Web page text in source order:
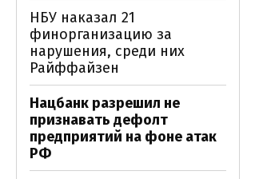
НБУ наказал 21
финорганизацию за
нарушения, среди них
Райффайзен
Нацбанк разрешил не
признавать дефолт
предприятий на фоне атак
РФ